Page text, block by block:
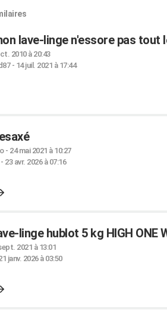
lave-linge n'essore pas tout
2010 à 20:43
- 14 juil. 2021 à 17:44
- 24 mai 2021 à 10:27
23 avr. 2026 à 07:16
linge hublot 5 kg HIGH ONE
2021 à 13:01
janv. 2026 à 03:50